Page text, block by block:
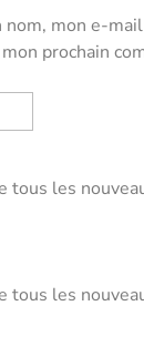
nom, mon e-
prochain
tous les
tous les